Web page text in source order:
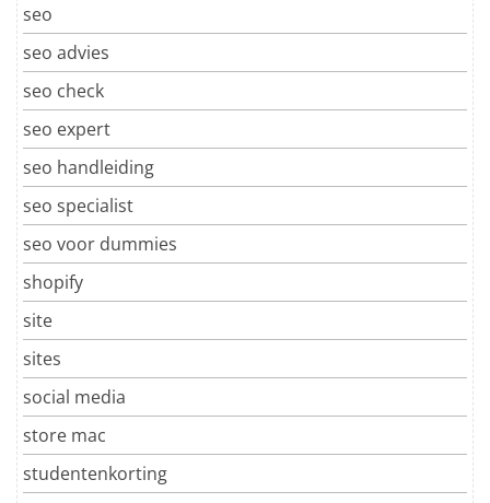
seo
seo advies
seo check
seo expert
seo handleiding
seo specialist
seo voor dummies
shopify
site
sites
social media
store mac
studentenkorting